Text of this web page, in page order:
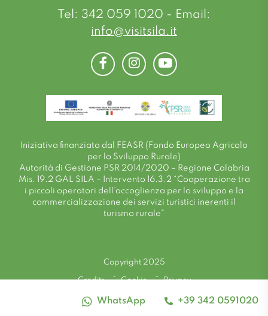
WhatsApp +39 342 0591020
Tel: 342 059 1020 - Email:
info@visitsila.it
FacebookInstagramYoutube
Iniziativa finanziata dal FEASR (Fondo Europeo Agricolo
per lo Sviluppo Rurale)
Autorità di Gestione PSR 2014/2020 – Regione Calabria
Mis. 19.2 GAL SILA – Intervento 16.3.2 “Cooperazione tra
i piccoli operatori dell’accoglienza per lo sviluppo e la
commercializzazione dei servizi turistici inerenti il
turismo rurale”
Copyright 2025
Credits Cookie Privacy
alto_contrasto